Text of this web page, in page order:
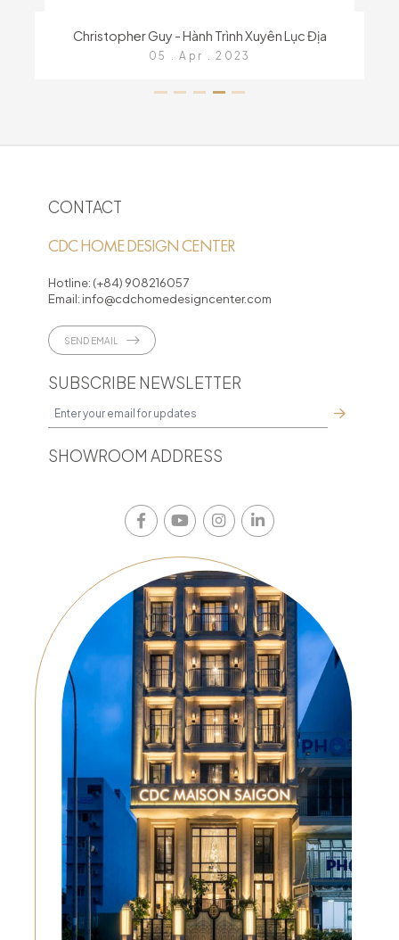
Christopher Guy - Hành Trình Xuyên Lục Địa
05 . Apr . 2023
CONTACT
CDC HOME DESIGN CENTER
Hotline: (+84) 908216057
Email: info@cdchomedesigncenter.com
SEND EMAIL
SUBSCRIBE NEWSLETTER
SHOWROOM ADDRESS